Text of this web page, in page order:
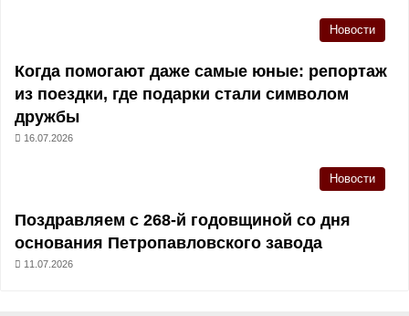
Новости
Когда помогают даже самые юные: репортаж
из поездки, где подарки стали символом
дружбы
16.07.2026
Новости
Поздравляем с 268-й годовщиной со дня
основания Петропавловского завода
11.07.2026